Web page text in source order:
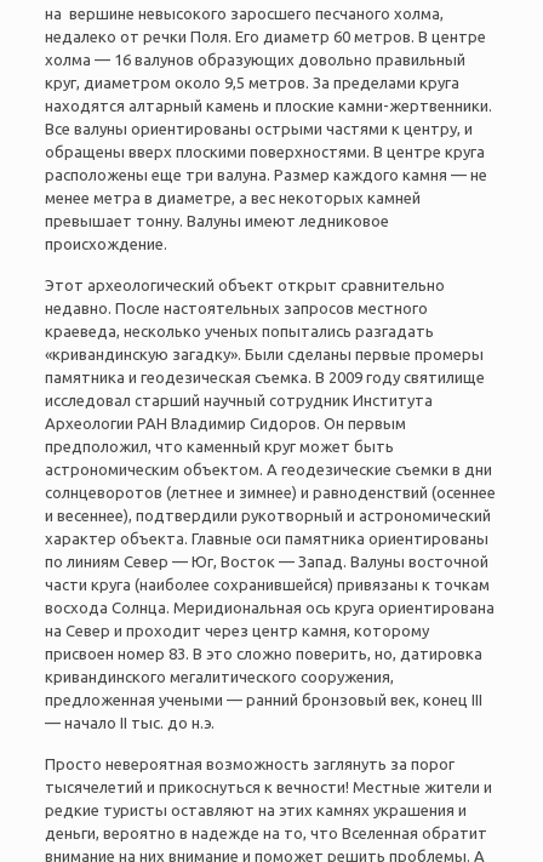
на вершине невысокого заросшего песчаного холма,
недалеко от речки Поля. Его диаметр 60 метров. В центре
холма —16 валунов образующих довольно правильный
круг, диаметром около 9,5 метров. За пределами круга
находятся алтарный камень и плоские камни-жертвенники.
Все валуны ориентированы острыми частями к центру, и
обращены вверх плоскими поверхностями. В центре круга
расположены еще три валуна. Размер каждого камня —не
менее метра в диаметре, а вес некоторых камней
превышает тонну. Валуны имеют ледниковое
происхождение.
Этот археологический объект открыт сравнительно
недавно. После настоятельных запросов местного
краеведа, несколько ученых попытались разгадать
«кривандинскую загадку». Были сделаны первые промеры
памятника и геодезическая съемка. В 2009 году святилище
исследовал старший научный сотрудник Института
Археологии РАН Владимир Сидоров. Он первым
предположил, что каменный круг может быть
астрономическим объектом. А геодезические съемки в дни
солнцеворотов (летнее и зимнее) и равноденствий (осеннее
и весеннее), подтвердили рукотворный и астрономический
характер объекта. Главные оси памятника ориентированы
по линиям Север —Юг, Восток —Запад. Валуны восточной
части круга (наиболее сохранившейся) привязаны к точкам
восхода Солнца. Меридиональная ось круга ориентирована
на Север и проходит через центр камня, которому
присвоен номер 83. В это сложно поверить, но, датировка
кривандинского мегалитического сооружения,
предложенная учеными —ранний бронзовый век, конец III
—начало II тыс. до н.э.
Просто невероятная возможность заглянуть за порог
тысячелетий и прикоснуться к вечности! Местные жители и
редкие туристы оставляют на этих камнях украшения и
деньги, вероятно в надежде на то, что Вселенная обратит
внимание на них внимание и поможет решить проблемы. А